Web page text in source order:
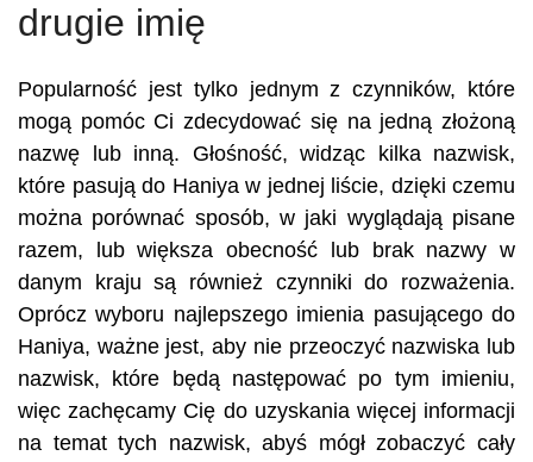
drugie imię
Popularność jest tylko jednym z czynników, które
mogą pomóc Ci zdecydować się na jedną złożoną
nazwę lub inną. Głośność, widząc kilka nazwisk,
które pasują do Haniya w jednej liście, dzięki czemu
można porównać sposób, w jaki wyglądają pisane
razem, lub większa obecność lub brak nazwy w
danym kraju są również czynniki do rozważenia.
Oprócz wyboru najlepszego imienia pasującego do
Haniya, ważne jest, aby nie przeoczyć nazwiska lub
nazwisk, które będą następować po tym imieniu,
więc zachęcamy Cię do uzyskania więcej informacji
na temat tych nazwisk, abyś mógł zobaczyć cały